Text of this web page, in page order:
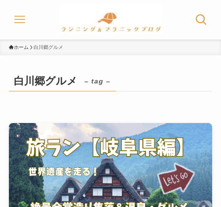
ホーム 白川郷グルメ
白川郷グルメ – tag –